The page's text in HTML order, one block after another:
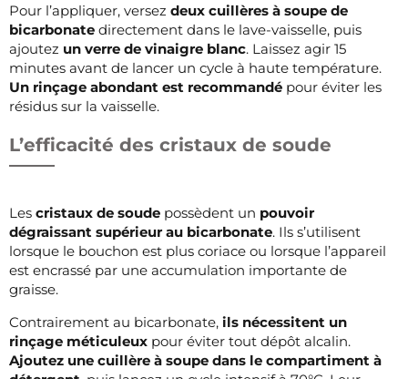
Pour l’appliquer, versez deux cuillères à soupe de
bicarbonate directement dans le lave-vaisselle, puis
ajoutez un verre de vinaigre blanc. Laissez agir 15
minutes avant de lancer un cycle à haute température.
Un rinçage abondant est recommandé pour éviter les
résidus sur la vaisselle.
L’efficacité des cristaux de soude
Les cristaux de soude possèdent un pouvoir
dégraissant supérieur au bicarbonate. Ils s’utilisent
lorsque le bouchon est plus coriace ou lorsque l’appareil
est encrassé par une accumulation importante de
graisse.
Contrairement au bicarbonate, ils nécessitent un
rinçage méticuleux pour éviter tout dépôt alcalin.
Ajoutez une cuillère à soupe dans le compartiment à